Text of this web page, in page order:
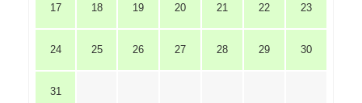
17 18 19 20 21 22 23
24 25 26 27 28 29 30
31